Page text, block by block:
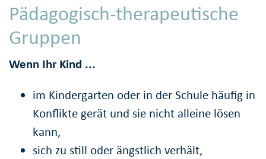
Pädagogisch-therapeutische
Gruppen
Wenn Ihr Kind ...
im Kindergarten oder in der Schule häufig in
Konflikte gerät und sie nicht alleine lösen
kann,
sich zu still oder ängstlich verhält,